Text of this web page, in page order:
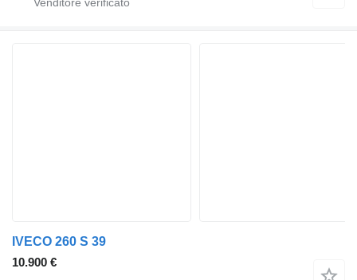
IVECO 260 S 39
10.900 €